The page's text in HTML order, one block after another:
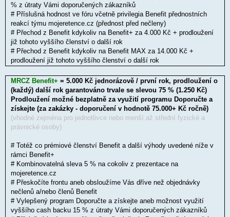
% z útraty Vámi doporučených zákazníků
# Příslušná hodnost ve fóru včetně privilegia Benefit přednostních
reakcí týmu mojeretence.cz (přednost před nečleny)
# Přechod z Benefit kdykoliv na Benefit+ za 4.000 Kč + prodloužení
již tohoto vyššího členství o další rok
# Přechod z Benefit kdykoliv na Benefit MAX za 14.000 Kč +
prodloužení již tohoto vyššího členství o další rok
MRCZ Benefit+ = 5.000 Kč jednorázově / první rok, prodloužení o
(každý) další rok garantováno trvale se slevou 75 % (1.250 Kč)
Prodloužení možné bezplatně za využití programu Doporučte a
získejte (za zakázky - doporučení v hodnotě 75.000+ Kč ročně)
(vhodné zejména pro jednotlivce nebo menší až střední fyzické a
právnické osoby)
# Totéž co prémiové členství Benefit a další výhody uvedené níže v
rámci Benefit+
# Kombinovatelná sleva 5 % na cokoliv z prezentace na
mojeretence.cz
# Přeskočíte frontu aneb obsloužíme Vás dříve než objednávky
nečlenů a/nebo členů Benefit
# Vylepšený program Doporučte a získejte aneb možnost využití
vyššího cash backu 15 % z útraty Vámi doporučených zákazníků